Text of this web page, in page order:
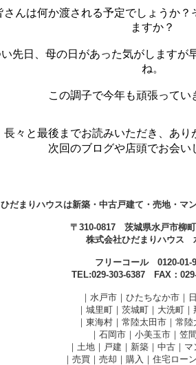
さんは何か渡される予定でしょうか
ますか？
先日、母の日があった気がしますが
ね。
この調子で今年も頑張ってい
長々と最後ま でお読みいただき、あり
次回のブログや店頭でお会い
ひだまりハウスは新築・中古戸建て・売地・マ
〒310-0817 茨城県水戸市柳
株式会社ひだまりハウス
フリーコール 0120-01-
TEL:029-303-6387 FAX：
｜水戸市｜ひたちなか市｜
｜城里町｜茨城町｜大洗町｜
｜東海村｜常陸太田市｜常陸
｜石岡市｜小美玉市｜笠
｜土地｜戸建｜新築｜中古｜マ
｜売買｜売却｜購入｜住宅ロー